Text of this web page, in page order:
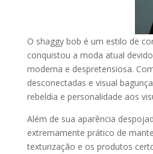
O shaggy bob é um estilo de
conquistou a moda atual
moderna e despretensiosa.
desconectadas e visual
rebeldia e personalidade aos
Além de sua aparência
extremamente prático de
texturização e os produtos